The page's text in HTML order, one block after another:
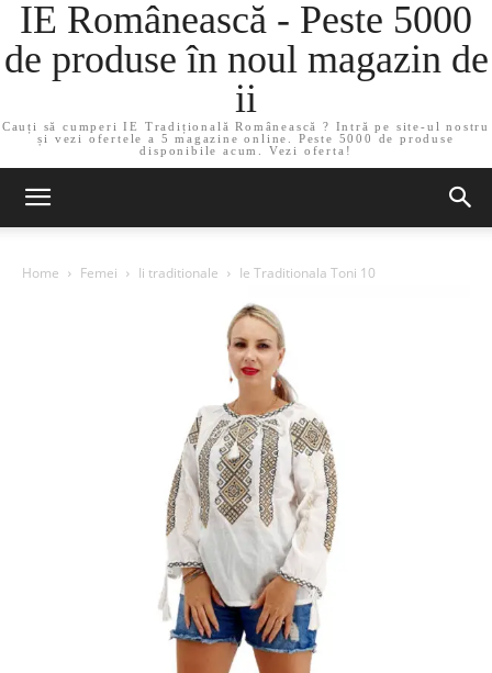
IE Românească - Peste 5000
de produse în noul magazin de
ii
Cauți să cumperi IE Tradițională Românească ? Intră pe site-ul nostru
și vezi ofertele a 5 magazine online. Peste 5000 de produse
disponibile acum. Vezi oferta!
Home Femei Ii traditionale Ie Traditionala Toni 10